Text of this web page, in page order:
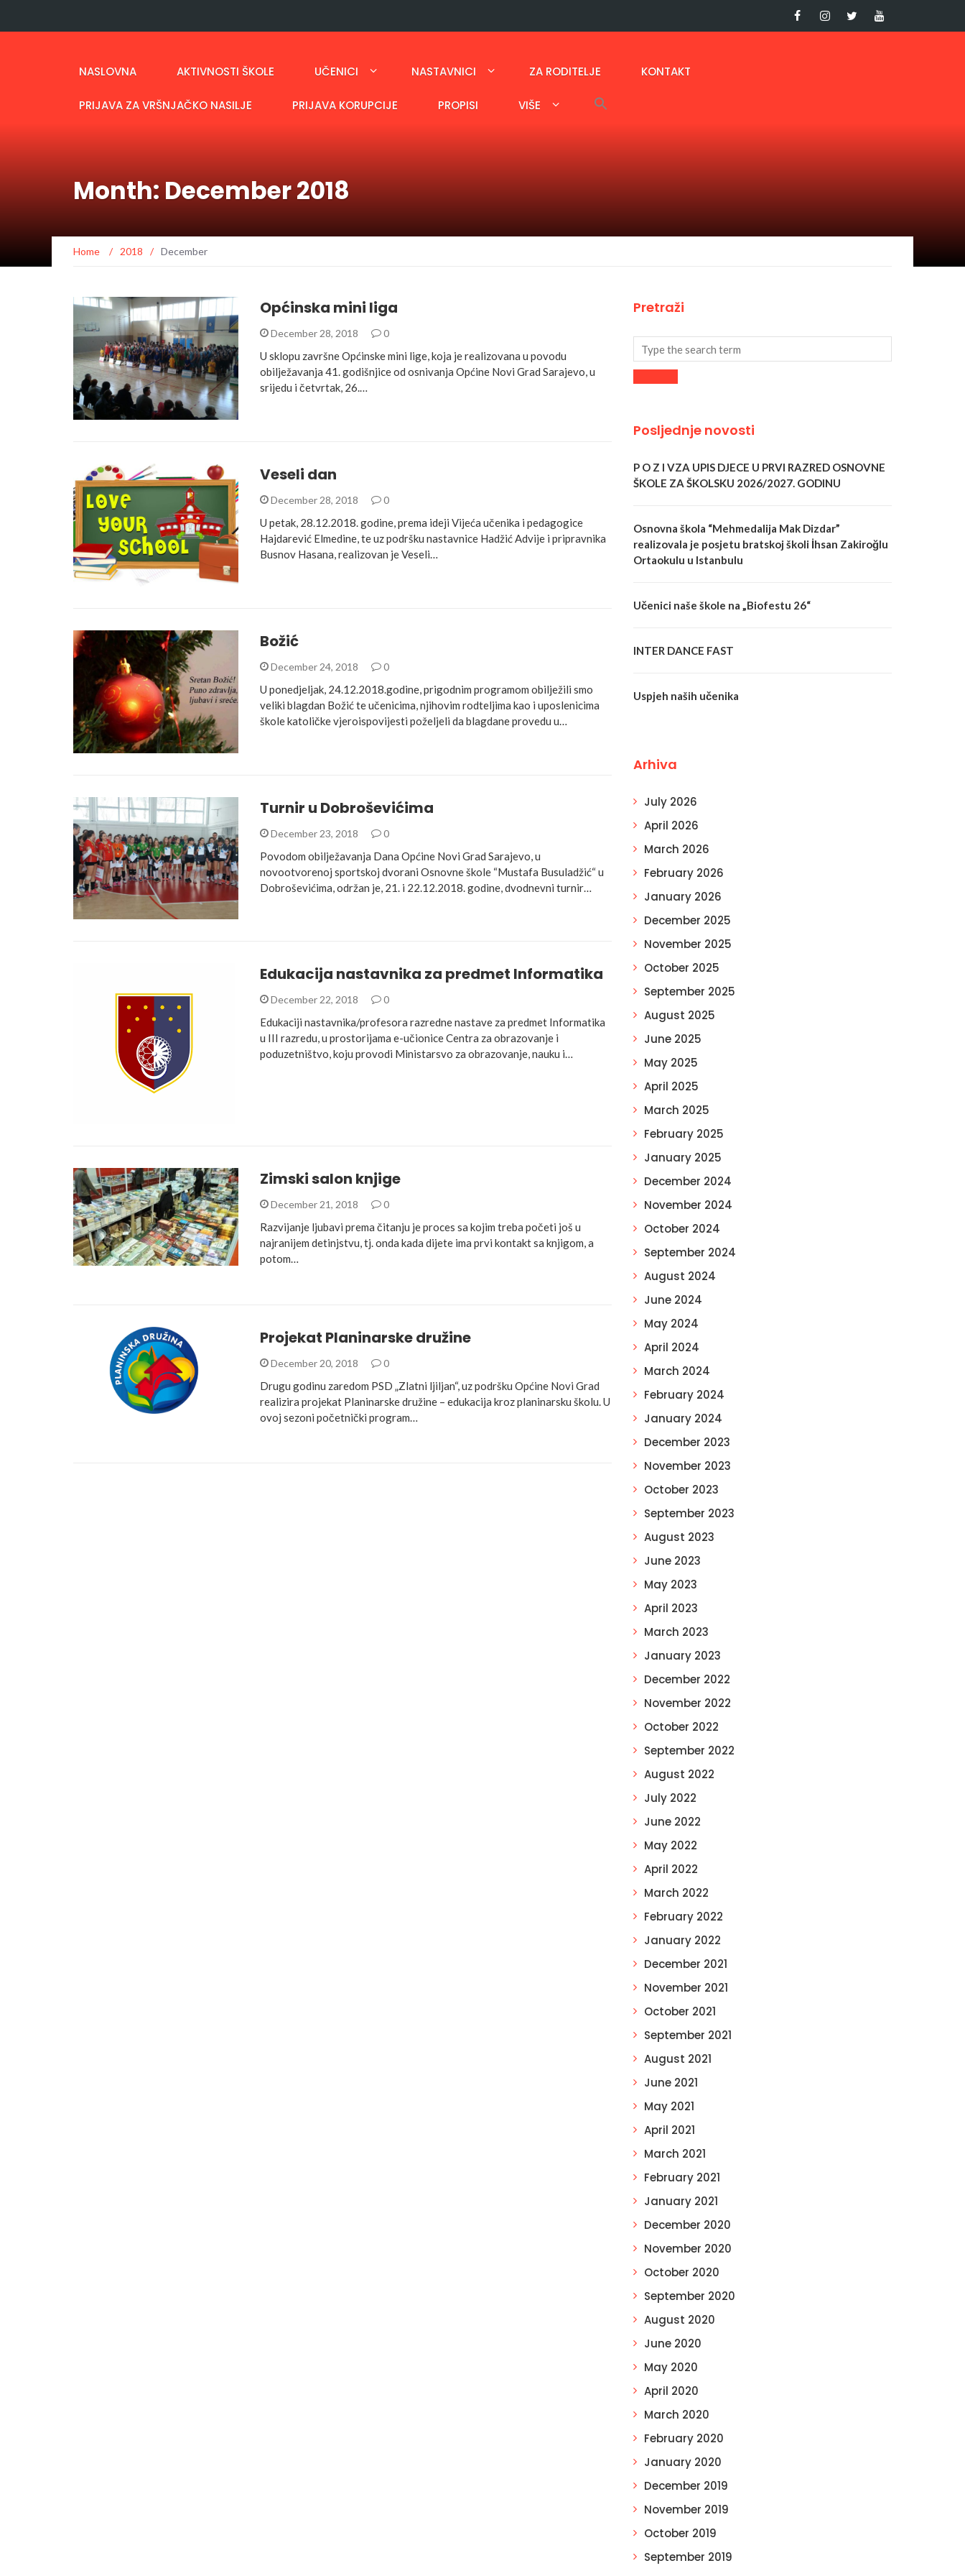
NASLOVNA AKTIVNOSTI ŠKOLE UČENICI NASTAVNICI ZA RODITELJE KONTAKT
PRIJAVA ZA VRŠNJAČKO NASILJE PRIJAVA KORUPCIJE PROPISI VIŠE
Month: December 2018
Home / 2018 / December
Općinska mini liga
December 28, 2018 0
U sklopu završne Općinske mini lige, koja je realizovana u povodu
obilježavanja 41. godišnjice od osnivanja Općine Novi Grad Sarajevo, u
srijedu i četvrtak, 26.…
Veseli dan
December 28, 2018 0
U petak, 28.12.2018. godine, prema ideji Vijeća učenika i pedagogice
Hajdarević Elmedine, te uz podršku nastavnice Hadžić Advije i pripravnika
Busnov Hasana, realizovan je Veseli…
Božić
December 24, 2018 0
U ponedjeljak, 24.12.2018.godine, prigodnim programom obilježili smo
veliki blagdan Božić te učenicima, njihovim rodteljima kao i uposlenicima
škole katoličke vjeroispovijesti poželjeli da blagdane provedu u…
Turnir u Dobroševićima
December 23, 2018 0
Povodom obilježavanja Dana Općine Novi Grad Sarajevo, u
novootvorenoj sportskoj dvorani Osnovne škole “Mustafa Busuladžić“ u
Dobroševićima, održan je, 21. i 22.12.2018. godine, dvodnevni turnir…
Edukacija nastavnika za predmet Informatika
December 22, 2018 0
Edukaciji nastavnika/profesora razredne nastave za predmet Informatika
u III razredu, u prostorijama e-učionice Centra za obrazovanje i
poduzetništvo, koju provodi Ministarsvo za obrazovanje, nauku i…
Zimski salon knjige
December 21, 2018 0
Razvijanje ljubavi prema čitanju je proces sa kojim treba početi još u
najranijem detinjstvu, tj. onda kada dijete ima prvi kontakt sa knjigom, a
potom…
Projekat Planinarske družine
December 20, 2018 0
Drugu godinu zaredom PSD „Zlatni ljiljan“, uz podršku Općine Novi Grad
realizira projekat Planinarske družine – edukacija kroz planinarsku školu. U
ovoj sezoni početnički program…
Pretraži
Posljednje novosti
P O Z I VZA UPIS DJECE U PRVI RAZRED OSNOVNE
ŠKOLE ZA ŠKOLSKU 2026/2027. GODINU
Osnovna škola “Mehmedalija Mak Dizdar”
realizovala je posjetu bratskoj školi İhsan Zakiroğlu
Ortaokulu u Istanbulu
Učenici naše škole na „Biofestu 26“
INTER DANCE FAST
Uspjeh naših učenika
Arhiva
July 2026
April 2026
March 2026
February 2026
January 2026
December 2025
November 2025
October 2025
September 2025
August 2025
June 2025
May 2025
April 2025
March 2025
February 2025
January 2025
December 2024
November 2024
October 2024
September 2024
August 2024
June 2024
May 2024
April 2024
March 2024
February 2024
January 2024
December 2023
November 2023
October 2023
September 2023
August 2023
June 2023
May 2023
April 2023
March 2023
January 2023
December 2022
November 2022
October 2022
September 2022
August 2022
July 2022
June 2022
May 2022
April 2022
March 2022
February 2022
January 2022
December 2021
November 2021
October 2021
September 2021
August 2021
June 2021
May 2021
April 2021
March 2021
February 2021
January 2021
December 2020
November 2020
October 2020
September 2020
August 2020
June 2020
May 2020
April 2020
March 2020
February 2020
January 2020
December 2019
November 2019
October 2019
September 2019